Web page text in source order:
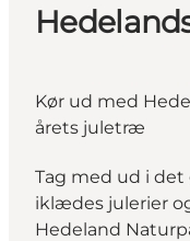
Kør ud med
årets juletræ
Tag med ud i
iklædes julerier
Hedeland